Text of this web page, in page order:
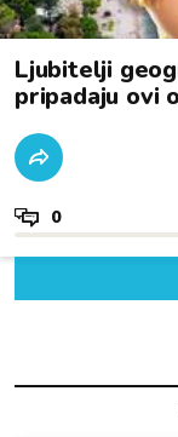
Ljubitelji
pripadaju ovi
0